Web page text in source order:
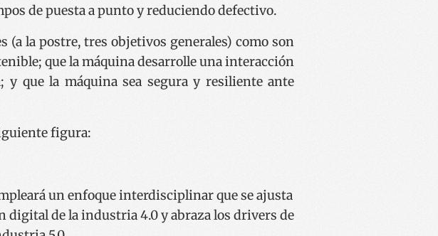
de puesta a punto y reduciendo defectivo.
(a la postre, tres objetivos generales) como son
que la máquina desarrolle una interacción
y que la máquina sea segura y resiliente ante
figura:
un enfoque interdisciplinar que se ajusta
digital de la industria 4.0y abraza los drivers de